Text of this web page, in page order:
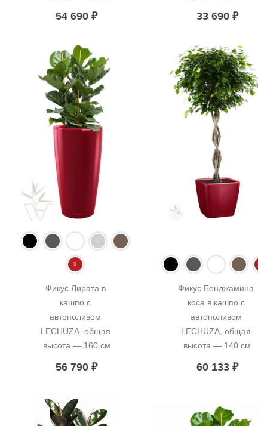
54 690₽ 33 690 ₽
Фикус Лирата в
кашпо с
автополивом
LECHUZA, общая
высота — 160 см
56 790₽
Фикус Бенджамина
коса в кашпо с
автополивом
LECHUZA, общая
высота — 140 см
60 133 ₽